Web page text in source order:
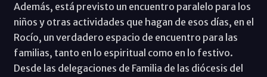
Además, está previsto un encuentro paralelo para los
niños y otras actividades que hagan de esos días, en el
Rocío, un verdadero espacio de encuentro para las
familias, tanto en lo espiritual como en lo festivo.
Desde las delegaciones de Familia de las diócesis del